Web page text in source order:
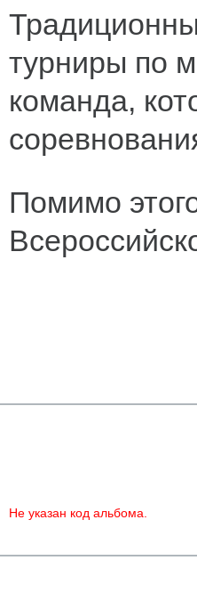
турниры по
команда,
Помимо
Не указан код альбома.